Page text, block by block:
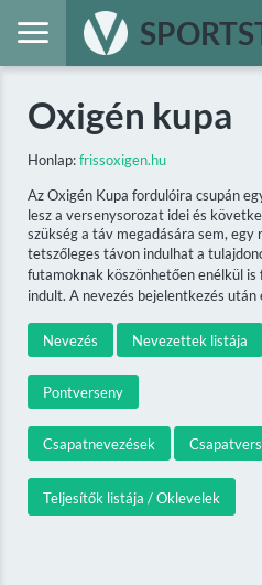
Oxigén kupa
Honlap:frissoxigen.hu
Az Oxigén Kupa fordulóira csupán
lesz a versenysorozat idei és
szükség a táv megadására sem,
tetszőleges távon indulhat a
futamoknak köszönhetően enélkül
indult. A nevezés bejelentkezés után
Nevezés Nevezettek listája
Pontverseny
Csapatnevezések
Teljesítők listája / Oklevelek